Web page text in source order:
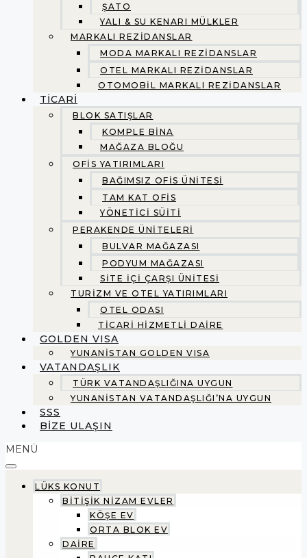
ŞATO
YALI & SU KENARI MÜLKLER
MARKALI REZİDANSLAR
MODA MARKALI REZİDANSLAR
OTEL MARKALI REZİDANSLAR
OTOMOBİL MARKALI REZİDANSLAR
TİCARİ
BLOK SATIŞLAR
KOMPLE BİNA
MAĞAZA BLOĞU
OFİS YATIRIMLARI
BAĞIMSIZ OFİS ÜNİTESİ
TAM KAT OFİS
YÖNETİCİ SÜİTİ
PERAKENDE ÜNİTELERİ
BULVAR MAĞAZASI
PODYUM MAĞAZASI
SİTE İÇİ ÇARŞI ÜNİTESİ
TURİZM VE OTEL YATIRIMLARI
OTEL ODASI
TİCARİ HİZMETLİ DAİRE
GOLDEN VISA
YUNANİSTAN GOLDEN VISA
VATANDAŞLIK
TÜRK VATANDAŞLIĞINA UYGUN
YUNANİSTAN VATANDAŞLIĞI’NA UYGUN
SSS
BİZE ULAŞIN
MENÜ
LÜKS KONUT
BİTİŞİK NİZAM EVLER
KÖŞE EV
ORTA BLOK EV
DAİRE